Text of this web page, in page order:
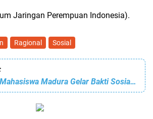
Jaringan Perempuan Indonesia).
Ragional Sosial
Ikatan Keluarga Mahasiswa Madura Gelar Bakti Sosial dan Santunan Yatim Piatu